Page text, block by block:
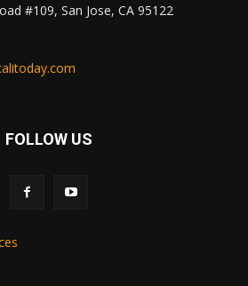
#109, San Jose, CA 95122
FOLLOW US